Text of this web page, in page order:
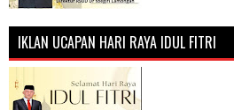
IKLAN UCAPAN HARI RAYA IDUL FITRI